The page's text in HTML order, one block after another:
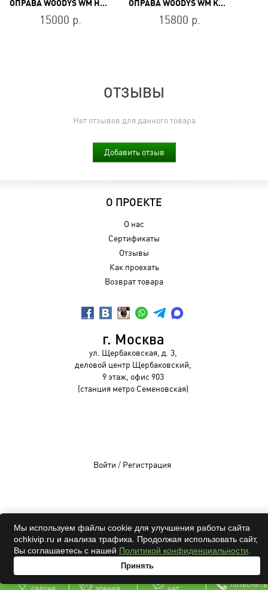
позвонить
ОПРАВА WOODYS WM HUGO 01
15000 р.
ОПРАВА WOODYS WM KOICHI 01
15800 р.
ОТЗЫВЫ
Нет отзывов для данного товара
Добавить отзыв
О ПРОЕКТЕ
О нас
Сертификаты
Отзывы
Как проехать
Возврат товара
г. Москва
ул. Щербаковская, д. 3,
деловой центр Щербаковский,
9 этаж, офис 903
(станция метро Семеновская)
Войти / Регистрация
OCHKIVIP 2009-2026©
Все права защищены
Мы используем файлы cookie для улучшения работы сайта
ochkivip.ru и анализа трафика. Продолжая использовать сайт,
Вы соглашаетесь с нашей Политикой конфиденциальности
Принять